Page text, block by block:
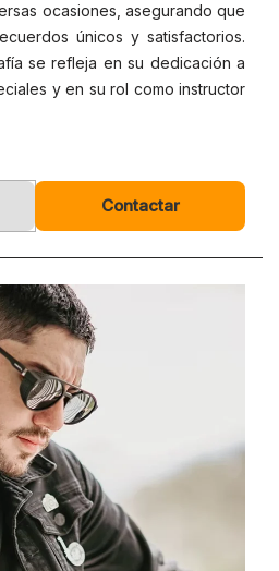
ocasiones, asegurando que
únicos y satisfactorios.
se refleja en su dedicación a
y en su rol como instructor
Contactar